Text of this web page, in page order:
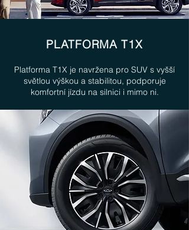
PLATFORMA T1X
Platforma T1X je navržena pro SUV s vyšší
světlou výškou a stabilitou, podporuje
komfortní jízdu na silnici i mimo ni.